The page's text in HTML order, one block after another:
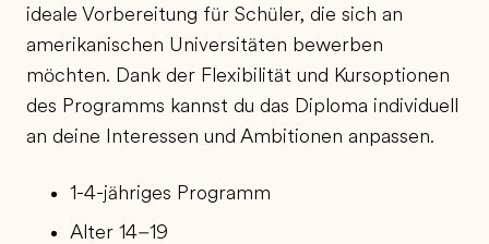
ideale Vorbereitung für Schüler, die sich an
amerikanischen Universitäten bewerben
möchten. Dank der Flexibilität und Kursoptionen
des Programms kannst du das Diploma individuell
an deine Interessen und Ambitionen anpassen.
1-4-jähriges Programm
Alter 14–19